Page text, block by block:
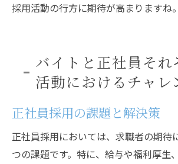
採用活動の行方に期待が高まりますね。
バイトと正社員それ
活動におけるチャレ
正社員採用の課題と解決策
正社員採用においては、求職者の期待
つの課題です。特に、給与や福利厚生